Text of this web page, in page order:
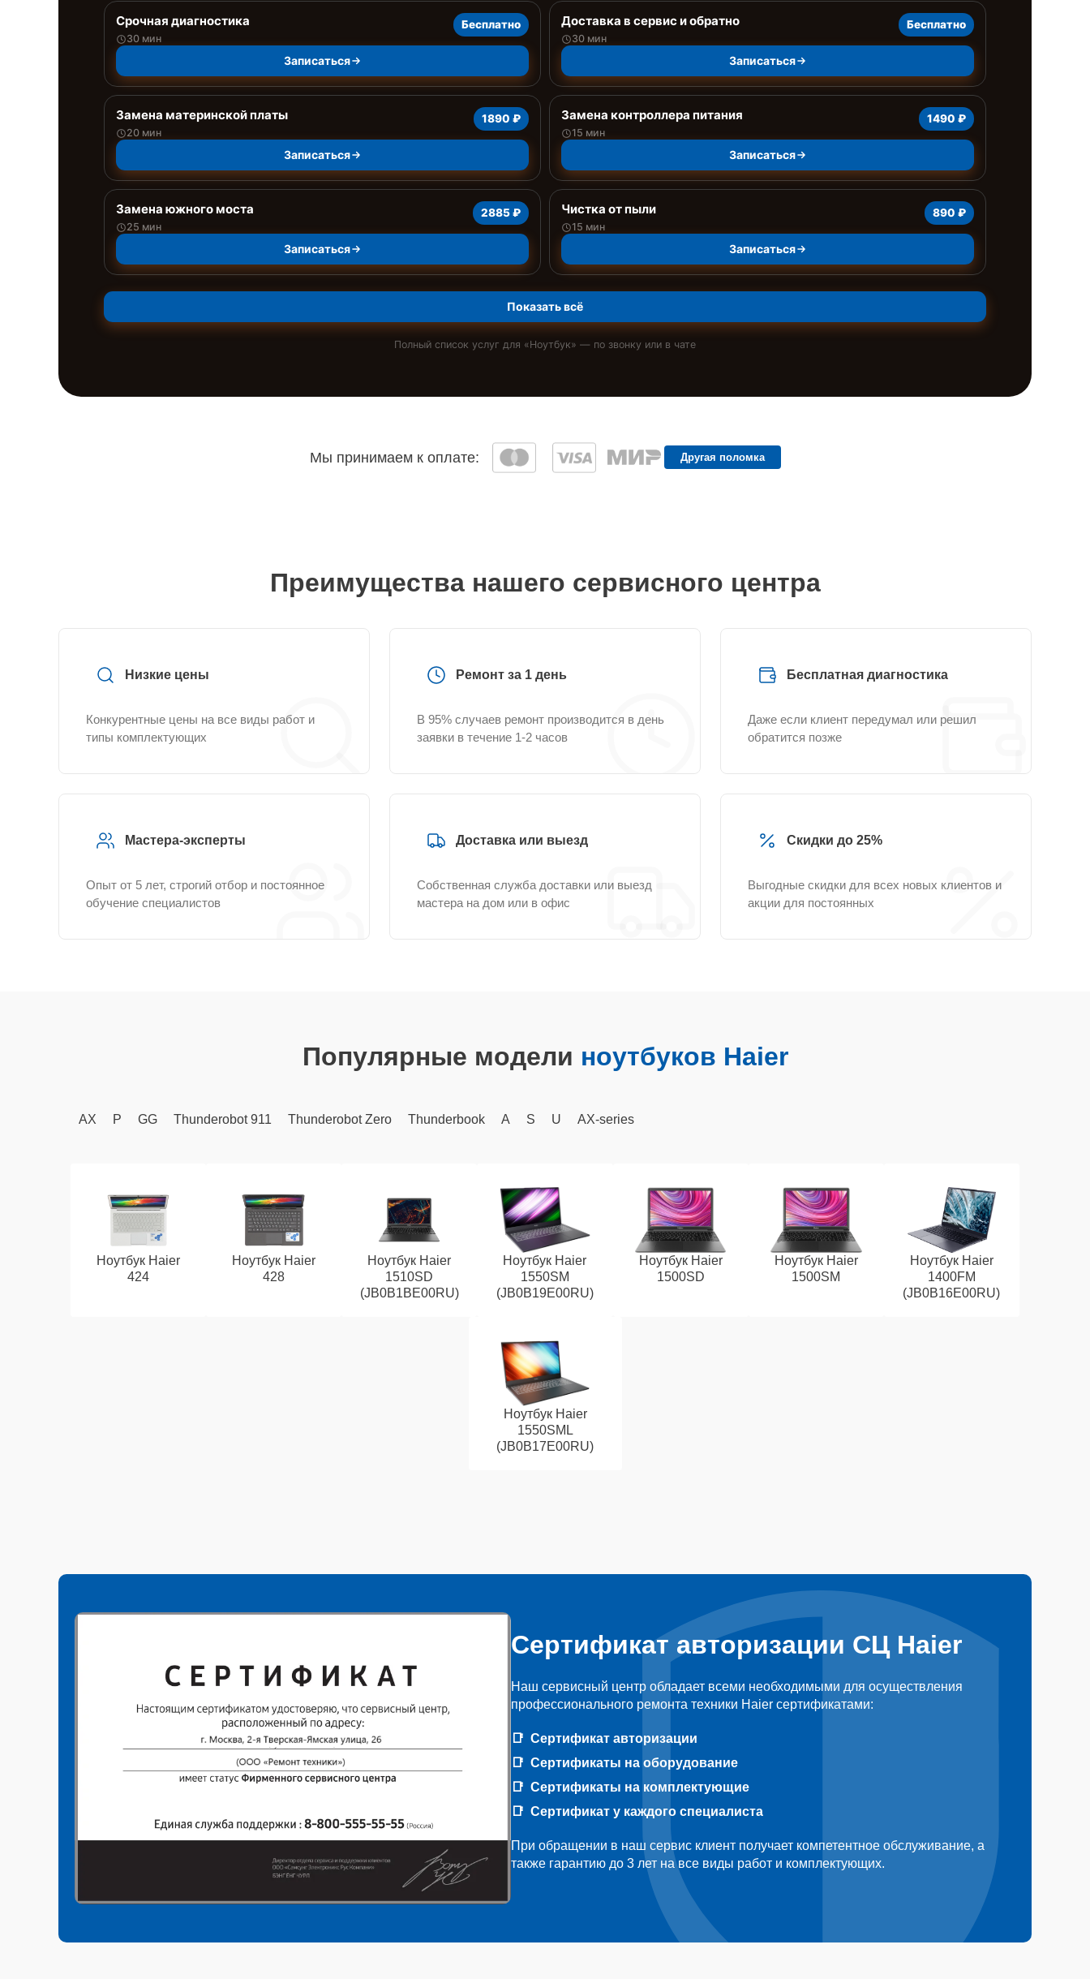
Срочная диагностика
30 мин
Бесплатно
Записаться
Доставка в сервис и обратно
30 мин
Бесплатно
Записаться
Замена материнской платы
20 мин
1890 ₽
Записаться
Замена контроллера питания
15 мин
1490 ₽
Записаться
Замена южного моста
25 мин
2885 ₽
Записаться
Чистка от пыли
15 мин
890 ₽
Записаться
Показать всё
Полный список услуг для «Ноутбук» — по звонку или в чате
Мы принимаем к оплате: Другая поломка
Преимущества нашего сервисного центра
Низкие цены
Конкурентные цены на все виды работ и
типы комплектующих
Ремонт за 1 день
В 95% случаев ремонт производится в день
заявки в течение 1-2 часов
Бесплатная диагностика
Даже если клиент передумал или решил
обратится позже
Мастера-эксперты
Опыт от 5 лет, строгий отбор и постоянное
обучение специалистов
Доставка или выезд
Собственная служба доставки или выезд
мастера на дом или в офис
Скидки до 25%
Выгодные скидки для всех новых клиентов и
акции для постоянных
Популярные модели ноутбуков Haier
AX P GG Thunderobot 911 Thunderobot Zero Thunderbook A S U AX‑series
Ноутбук Haier
424
Ноутбук Haier
428
Ноутбук Haier
1510SD
(JB0B1BE00RU)
Ноутбук Haier
1550SM
(JB0B19E00RU)
Ноутбук Haier
1500SD
Ноутбук Haier
1500SM
Ноутбук Haier
1400FM
(JB0B16E00RU)
Ноутбук Haier
1550SML
(JB0B17E00RU)
Сертификат авторизации СЦ Haier
Наш сервисный центр обладает всеми необходимыми для осуществления
профессионального ремонта техники Haier сертификатами:
Сертификат авторизации
Сертификаты на оборудование
Сертификаты на комплектующие
Сертификат у каждого специалиста
При обращении в наш сервис клиент получает компетентное обслуживание, а
также гарантию до 3 лет на все виды работ и комплектующих.